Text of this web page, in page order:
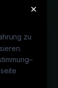
×
zu
–